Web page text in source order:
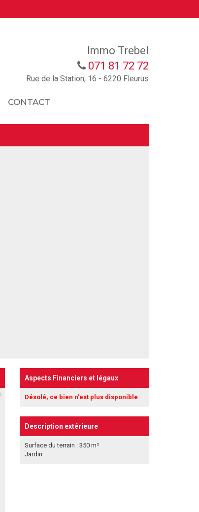
Immo Trebel
071 81 72 72
Rue de la Station, 16 - 6220 Fleurus
CONTACT
Aspects Financiers et légaux
Désolé, ce bien n'est plus disponible
Description extérieure
Surface du terrain : 350 m²
Jardin